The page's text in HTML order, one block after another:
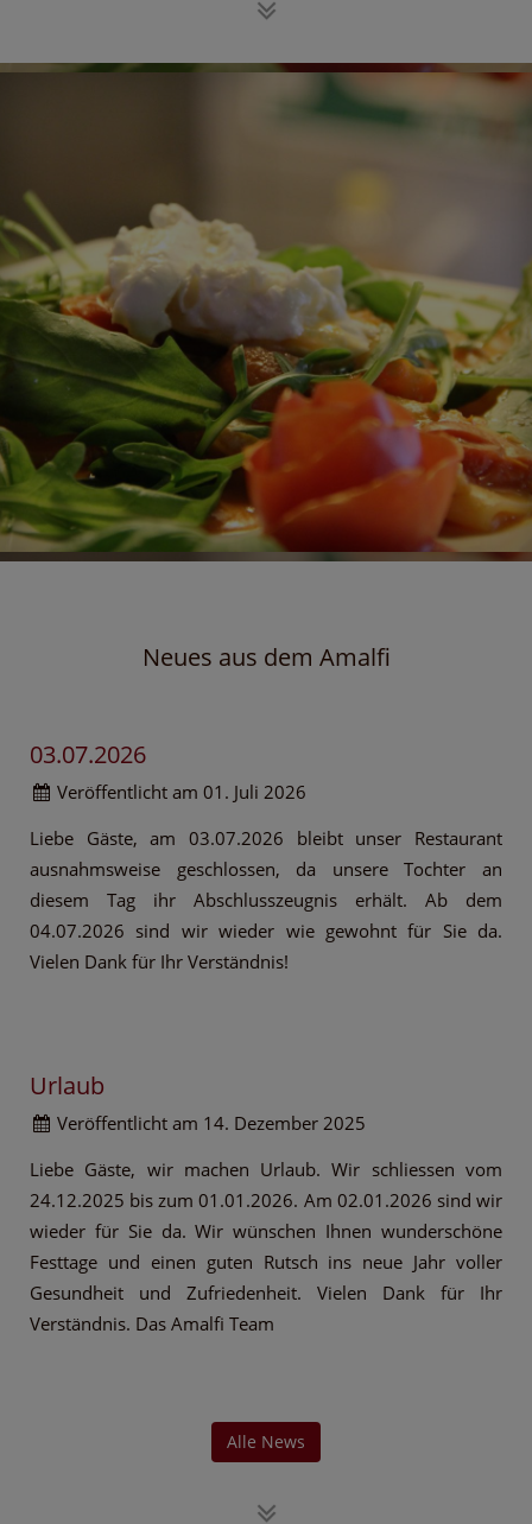
Neues aus dem Amalfi
03.07.2026
Veröffentlicht am 01. Juli 2026
Liebe Gäste, am 03.07.2026 bleibt unser Restaurant
ausnahmsweise geschlossen, da unsere Tochter an
diesem Tag ihr Abschlusszeugnis erhält. Ab dem
04.07.2026 sind wir wieder wie gewohnt für Sie da.
Vielen Dank für Ihr Verständnis!
Urlaub
Veröffentlicht am 14. Dezember 2025
Liebe Gäste, wir machen Urlaub. Wir schliessen vom
24.12.2025 bis zum 01.01.2026. Am 02.01.2026 sind wir
wieder für Sie da. Wir wünschen Ihnen wunderschöne
Festtage und einen guten Rutsch ins neue Jahr voller
Gesundheit und Zufriedenheit. Vielen Dank für Ihr
Verständnis. Das Amalfi Team
Alle News